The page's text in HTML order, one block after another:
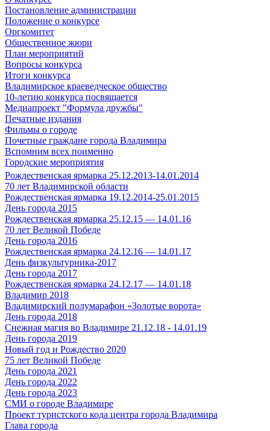
Постановление администрации
Положение о конкурсе
Оргкомитет
Общественное жюри
План мероприятий
Вопросы конкурса
Итоги конкурса
Владимирское краеведческое общество
10-летию конкурса посвящается
Медиапроект "Формула дружбы"
Печатные издания
Фильмы о городе
Почетные граждане города Владимира
Вспомним всех поименно
Городские мероприятия
Рождественская ярмарка 25.12.2013-14.01.2014
70 лет Владимирской области
Рождественская ярмарка 19.12.2014-25.01.2015
День города 2015
Рождественская ярмарка 25.12.15 — 14.01.16
70 лет Великой Победе
День города 2016
Рождественская ярмарка 24.12.16 — 14.01.17
День физкультурника-2017
День города 2017
Рождественская ярмарка 24.12.17 — 14.01.18
Владимир 2018
Владимирский полумарафон «Золотые ворота»
День города 2018
Снежная магия во Владимире 21.12.18 - 14.01.19
День города 2019
Новый год и Рождество 2020
75 лет Великой Победе
День города 2021
День города 2022
День города 2023
СМИ о городе Владимире
Проект туристского кода центра города Владимира
Глава города